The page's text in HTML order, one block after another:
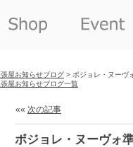
張屋お知らせブログ > ボジョレ・ヌーヴ
張屋お知らせブログ一覧
«« 次の記事
ボジョレ・ヌーヴォ